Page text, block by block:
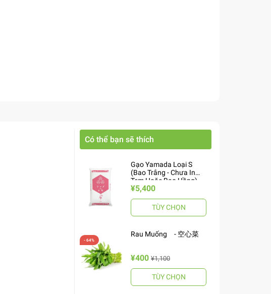
Có thể bạn sẽ thích
Gạo Yamada Loại S
(Bao Trắng - Chưa In
Tem Hoặc Bao Hồng)
10kg ヤマダお米 S
¥5,400
TÙY CHỌN
Rau Muống - 空心菜
¥400 ¥1,100
TÙY CHỌN